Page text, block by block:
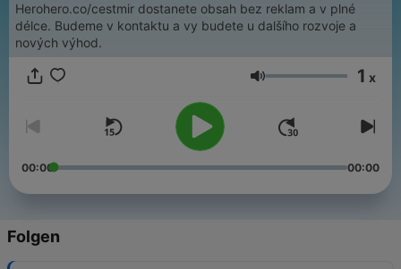
Herohero.co/cestmir dostanete obsah bez reklam a v plné
délce. Budeme v kontaktu a vy budete u dalšího rozvoje a
nových výhod.
Lautstärke 1 x
00:00 00:00
Folgen